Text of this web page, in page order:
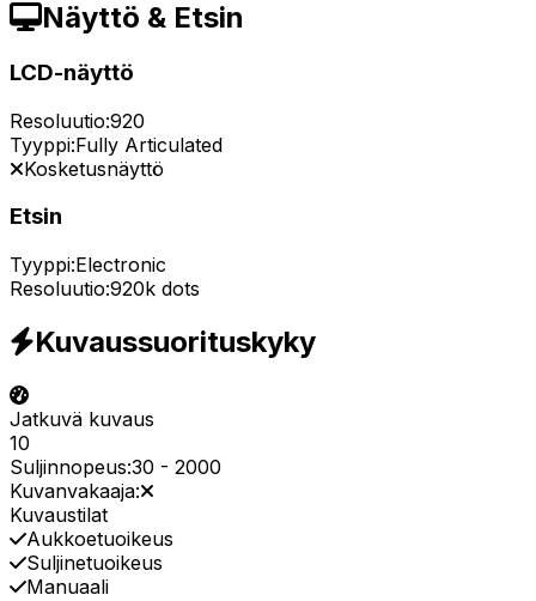
Näyttö & Etsin
LCD-näyttö
Resoluutio:920
Tyyppi:Fully Articulated
Kosketusnäyttö
Etsin
Tyyppi:Electronic
Resoluutio:920k dots
Kuvaussuorituskyky
Jatkuvä kuvaus
10
Suljinnopeus:30 - 2000
Kuvanvakaaja:
Kuvaustilat
Aukkoetuoikeus
Suljinetuoikeus
Manuaali